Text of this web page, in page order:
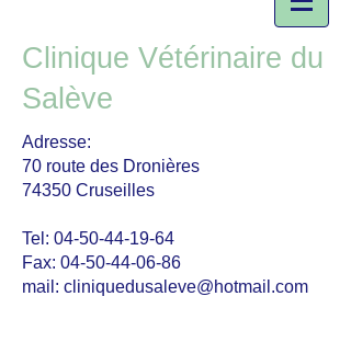
Clinique Vétérinaire du
Salève
Adresse:
70 route des Dronières
74350 Cruseilles
Tel: 04-50-44-19-64
Fax: 04-50-44-06-86
mail: cliniquedusaleve@hotmail.com